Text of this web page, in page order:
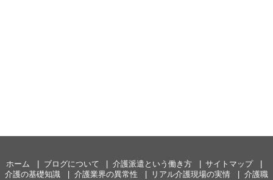
ホーム ブログについて 介護派遣という働き方
サイトマップ
介護の基礎知識
介護業界の異常性 リアル介護現場の実情
介護職